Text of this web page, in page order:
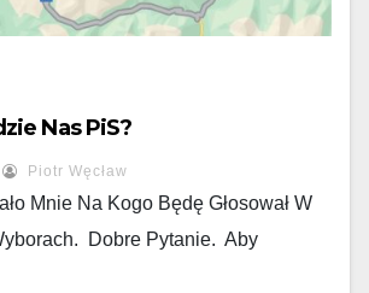
Nas PiS?
Piotr Węcław
Mnie Na Kogo Będę Głosował W
Dobre Pytanie. Aby